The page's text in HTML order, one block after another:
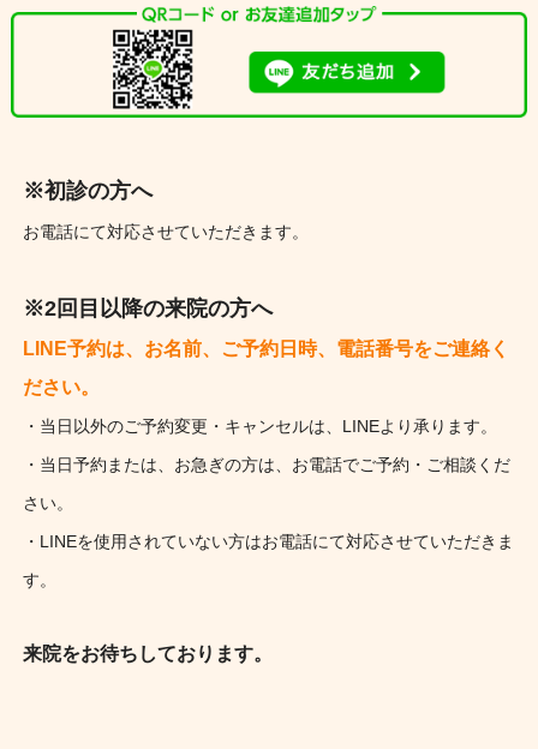
※初診の方へ
お電話にて対応させていただきます。
※2回目以降の来院の方へ
LINE予約は、お名前、ご予約日時、電話番号をご連絡く
ださい。
・当日以外のご予約変更・キャンセルは、LINEより承ります。
・当日予約または、お急ぎの方は、お電話でご予約・ご相談くだ
さい。
・LINEを使用されていない方はお電話にて対応させていただきま
す。
来院をお待ちしております。